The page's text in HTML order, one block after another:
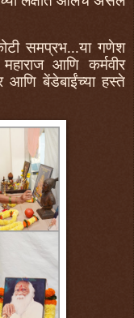
समप्रभ...या गणेश
आणि कर्मवीर
आणि बेंडेबाईंच्या हस्ते